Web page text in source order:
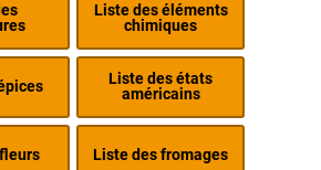
Liste des éléments
chimiques
Liste des états
américains
Liste des fromages